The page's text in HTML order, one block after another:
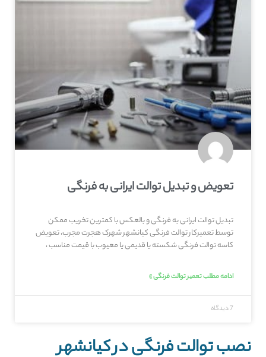
تعویض و تبدیل توالت ایرانی به فرنگی
تبدیل توالت ایرانی به فرنگی و بالعکس با کمترین تخریب ممکن
توسط تعمیرکار توالت فرنگی کیانشهر شهرک هجرت مجرب، تعویض
کاسه توالت فرنگی شکسته یا قدیمی یا معیوب با قیمت مناسب ،
ادامه مطلب تعمیر توالت فرنگی »
7 دیدگاه
نصب توالت فرنگی در کیانشهر